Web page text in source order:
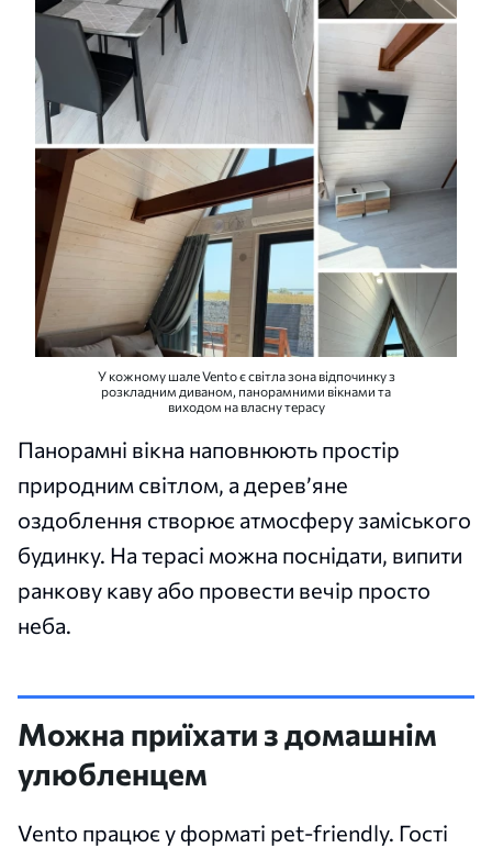
У кожному шале Vento є світла зона відпочинку з
розкладним диваном, панорамними вікнами та
виходом на власну терасу
Панорамні вікна наповнюють простір
природним світлом, а дерев’яне
оздоблення створює атмосферу заміського
будинку. На терасі можна поснідати, випити
ранкову каву або провести вечір просто
неба.
Можна приїхати з домашнім
улюбленцем
Vento працює у форматі pet-friendly. Гості